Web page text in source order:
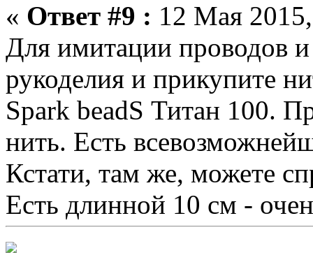
« Ответ #9 : 12 Мая
Для имитации проводов и
рукоделия и прикупите
Spark beadS Титан 100.
нить. Есть
Кстати, там же, можете
Есть длинной 10 см -